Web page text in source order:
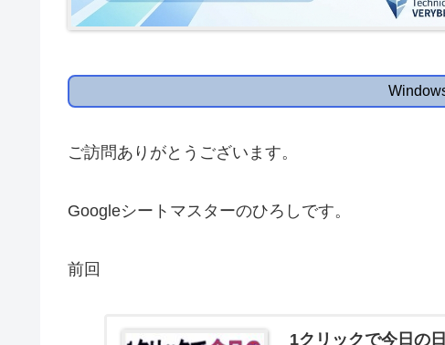
ご訪問ありがとうございます。
Googleシートマスターのひろしです。
前回
1クリックで今日の